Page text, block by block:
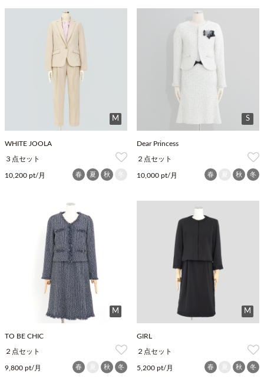
M
WHITE JOOLA
３点セット
10,200 pt/月 春 夏 秋
S
Dear Princess
２点セット
10,000 pt/月 春 秋 冬
M
TO BE CHIC
２点セット
9,800 pt/月 春 秋 冬
M
GIRL
２点セット
5,200 pt/月 春 秋 冬